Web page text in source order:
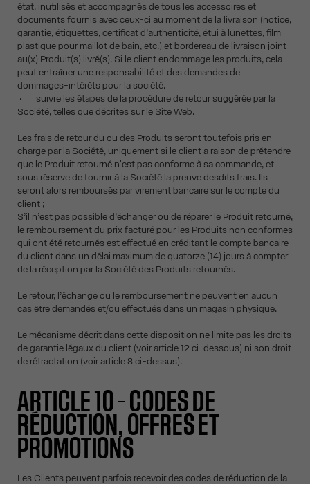
état, inutilisés et accompagnés de tous les accessoires et
documents fournis avec ceux-ci au moment de la livraison (notice,
garantie, étiquettes, certificat d’authenticité, étui à lunettes, film
plastique pour maillot de bain, etc.) et bordereau de livraison joint
au(x) Produit(s) livré(s). Si le client endommage les produits, cela
peut entraîner une responsabilité et des demandes de
dommages-intérêts pour la société.
· suivre les étapes de la procédure de retour suggérée par la
Société, telles que décrites sur le Site Web.
Les frais de retour du ou des Produits seront toutefois pris en
charge par la Société, uniquement si le client a raison de prétendre
que le Produit retourné n'est pas conforme à sa commande, et
sous réserve de fournir à la Société la preuve desdits frais. Ils
seront alors remboursés par virement bancaire sur le compte du
client ;
S’il n’est pas possible d’échanger ou de réparer le Produit retourné,
le remboursement du prix facturé pour les Produits non conformes
qui ont été retournés est effectué en créditant le compte bancaire
du client dans un délai maximum de quatorze (14) jours à compter
de la réception par la Société des Produits retournés.
Le retour, l’échange ou le remboursement ne peuvent en aucun
cas être demandés et/ou effectués dans un magasin physique.
Le mécanisme décrit dans cette disposition ne limite pas les droits
de garantie légaux du client (voir article 12 ci-dessous) ni son droit
de rétractation (voir article 8 ci-dessus).
ARTICLE 10 – CODES DE
RÉDUCTION, OFFRES ET
PROMOTIONS
Les Clients peuvent parfois recevoir des codes de réduction de la